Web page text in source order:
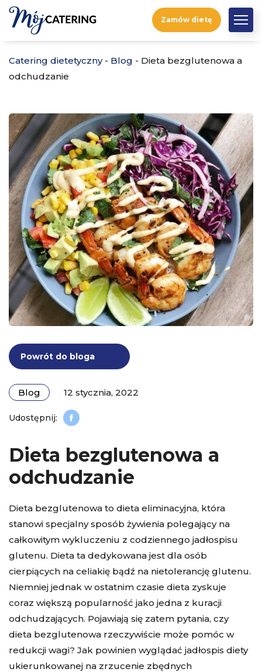
Zamów dietę
Catering dietetyczny- Blog - Dieta bezglutenowa a
odchudzanie
Powrót do bloga
Blog 12 stycznia, 2022
Dieta bezglutenowa a
odchudzanie
Dieta bezglutenowa to dieta eliminacyjna, która
stanowi specjalny sposób żywienia polegający na
całkowitym wykluczeniu z codziennego jadłospisu
glutenu. Dieta ta dedykowana jest dla osób
cierpiących na celiakię bądź na nietolerancję glutenu.
Niemniej jednak w ostatnim czasie dieta zyskuje
coraz większą popularność jako jedna z kuracji
odchudzających. Pojawiają się zatem pytania, czy
dieta bezglutenowa rzeczywiście może pomóc w
redukcji wagi? Jak powinien wyglądać jadłospis diety
ukierunkowanej na zrzucenie zbędnych